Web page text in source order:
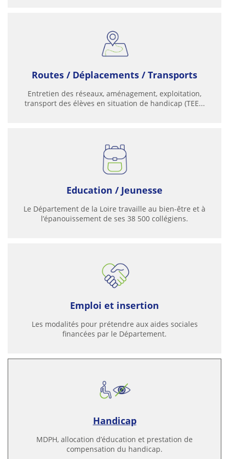
Routes / Déplacements / Transports
Entretien des réseaux, aménagement, exploitation,
transport des élèves en situation de handicap (TEE...
Education / Jeunesse
Le Département de la Loire travaille au bien-être et à
l’épanouissement de ses 38 500 collégiens.
Emploi et insertion
Les modalités pour prétendre aux aides sociales
financées par le Département.
Handicap
MDPH, allocation d’éducation et prestation de
compensation du handicap.